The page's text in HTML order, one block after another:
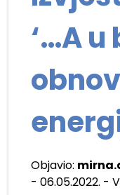
‘…A
Objavio:
- 06.05.2022. -